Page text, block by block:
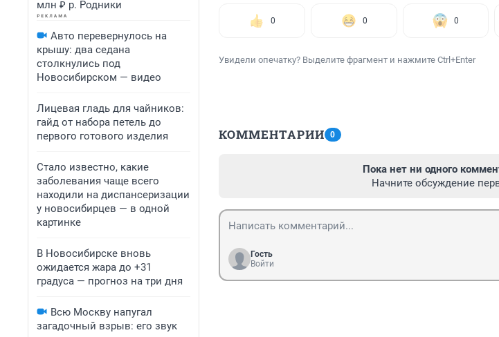
млн ₽ р. Родники
Авто перевернулось на
крышу: два седана
столкнулись под
Новосибирском — видео
Лицевая гладь для чайников:
гайд от набора петель до
первого готового изделия
Стало известно, какие
заболевания чаще всего
находили на диспансеризации
у новосибирцев — в одной
картинке
В Новосибирске вновь
ожидается жара до +31
градуса — прогноз на три дня
Всю Москву напугал
загадочный взрыв: его звук
0 0 0
Увидели опечатку? Выделите фрагмент и нажмите Ctrl+Enter
КОММЕНТАРИИ 0
Пока нет ни одного
Начните обсуждение
Гость
Войти